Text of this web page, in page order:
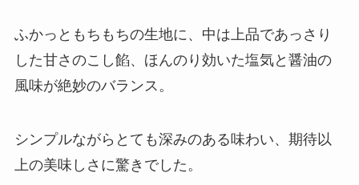
ふかっともちもちの生地に、中は上品であっさり
した甘さのこし餡、ほんのり効いた塩気と醤油の
風味が絶妙のバランス。
シンプルながらとても深みのある味わい、期待以
上の美味しさに驚きでした。